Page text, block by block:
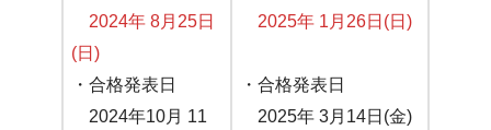
2024年 8月25日
(日)
・合格発表日
2024年10月 11
2025年 1月26日(日)
・合格発表日
2025年 3月14日(金)